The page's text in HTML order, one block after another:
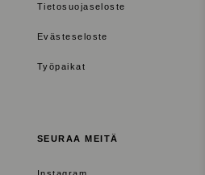
Tietosuojaseloste
Evästeseloste
Työpaikat
SEURAA MEITÄ